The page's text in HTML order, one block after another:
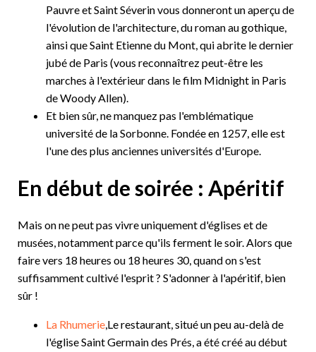
Pauvre et Saint Séverin vous donneront un aperçu de
l'évolution de l'architecture, du roman au gothique,
ainsi que Saint Etienne du Mont, qui abrite le dernier
jubé de Paris (vous reconnaîtrez peut-être les
marches à l'extérieur dans le film Midnight in Paris
de Woody Allen).
Et bien sûr, ne manquez pas l'emblématique
université de la Sorbonne. Fondée en 1257, elle est
l'une des plus anciennes universités d'Europe.
En début de soirée : Apéritif
Mais on ne peut pas vivre uniquement d'églises et de
musées, notamment parce qu'ils ferment le soir. Alors que
faire vers 18 heures ou 18 heures 30, quand on s'est
suffisamment cultivé l'esprit ? S'adonner à l'apéritif, bien
sûr !
La Rhumerie,Le restaurant, situé un peu au-delà de
l'église Saint Germain des Prés, a été créé au début